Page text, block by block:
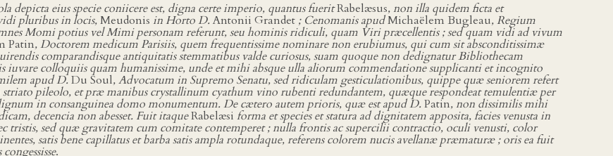
depicta eius specie coniicere est, digna certe imperio, quantus fueritRabelæsus, non illa quidem ficta et
pluribus in locis,Meudonis in Horto D. Antonii Grandet ; Cenomanis apudMichaëlem Bugleau, Regium
Momi potius vel Mimi personam referunt, seu hominis ridiculi, quam Viri præcellentis ; sed quam vidi ad vivum
Patin, Doctorem medicum Parisiis, quem frequentissime nominare non erubiumus, qui cum sit absconditissimæ
comparandisque antiquitatis stemmatibus valde curiosus, suam quoque non dedignatur Bibliothecam
iuvare colloquiis quam humanissime, unde et mihi absque ulla aliorum commendatione supplicanti et incognito
apud D.Du Soul, Advocatum in Supremo Senatu, sed ridiculam gesticulationibus, quippe quæ seniorem refert
striato pileolo, et præ manibus crystallinum cyathum vino rubenti redundantem, quæque respondeat temulentiæ per
in consanguinea domo monumentum. De cætero autem prioris, quæ est apud D. Patin, non dissimilis mihi
decencia non abesset. Fuit itaqueRabelæsi forma et species et statura ad dignitatem apposita, facies venusta in
tristis, sed quæ gravitatem cum comitate contemperet ; nulla frontis ac supercilii contractio, oculi venusti, color
satis bene capillatus et barba satis ampla rotundaque, referens colorem nucis avellanæ præmaturæ ; oris ea fuit
.